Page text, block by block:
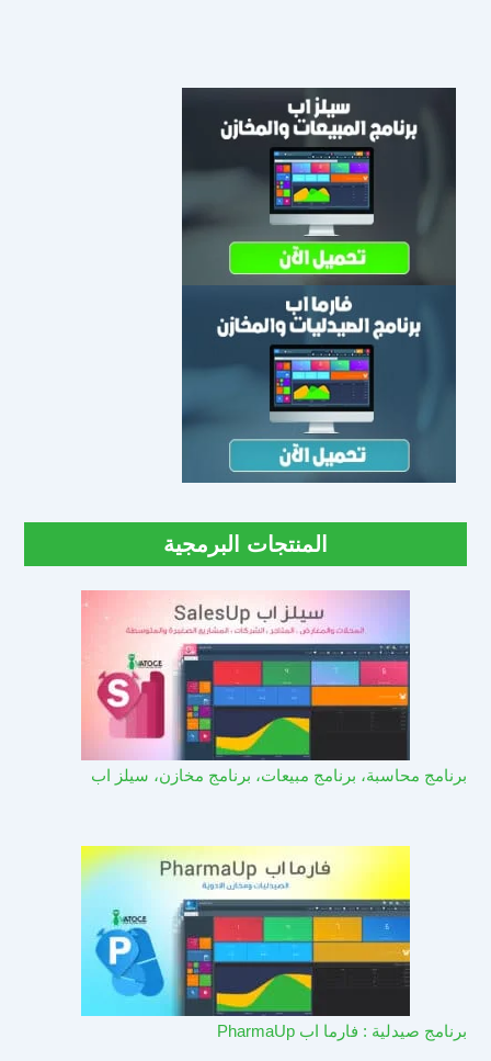
المنتجات البرمجية
برنامج محاسبة، برنامج مبيعات، برنامج مخازن، سيلز اب
برنامج صيدلية : فارما اب PharmaUp​